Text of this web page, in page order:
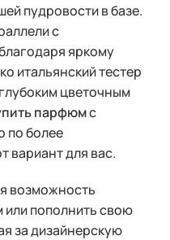
пудровости в базе.
с
яркому
итальянский тестер
цветочным
парфюмс
по более
вариант для вас.
возможность
или пополнить свою
за дизайнерскую